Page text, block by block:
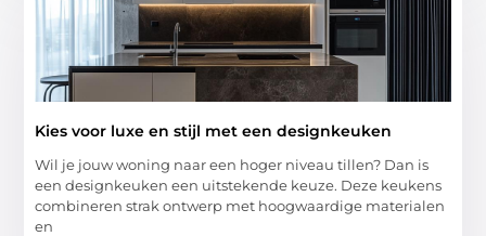
Kies voor luxe en stijl met een designkeuken
Wil je jouw woning naar een hoger niveau tillen? Dan is
een designkeuken een uitstekende keuze. Deze keukens
combineren strak ontwerp met hoogwaardige materialen
en